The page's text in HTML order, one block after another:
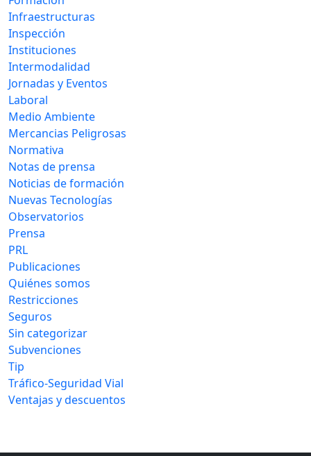
Infraestructuras
Inspección
Instituciones
Intermodalidad
Jornadas y Eventos
Laboral
Medio Ambiente
Mercancias Peligrosas
Normativa
Notas de prensa
Noticias de formación
Nuevas Tecnologías
Observatorios
Prensa
PRL
Publicaciones
Quiénes somos
Restricciones
Seguros
Sin categorizar
Subvenciones
Tip
Tráfico-Seguridad Vial
Ventajas y descuentos